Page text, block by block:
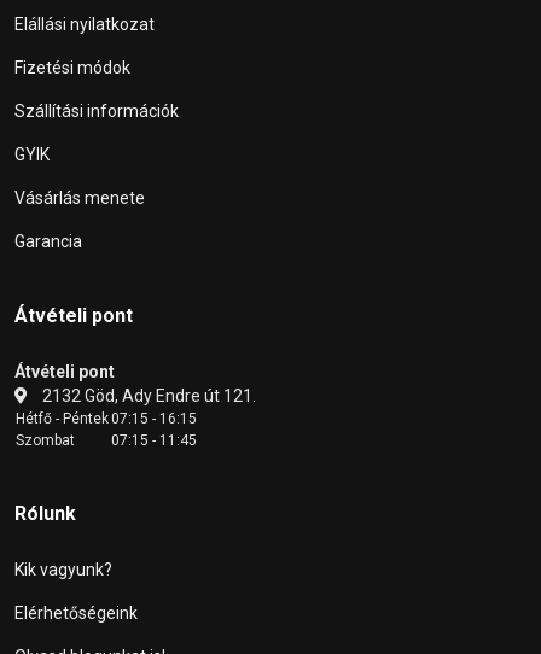
Elállási nyilatkozat
Fizetési módok
Szállítási információk
GYIK
Vásárlás menete
Garancia
Átvételi pont
Átvételi pont
2132 Göd, Ady Endre út 121.
Hétfő - Péntek07:15 - 16:15
Szombat
07:15 - 11:45
Rólunk
Kik vagyunk?
Elérhetőségeink